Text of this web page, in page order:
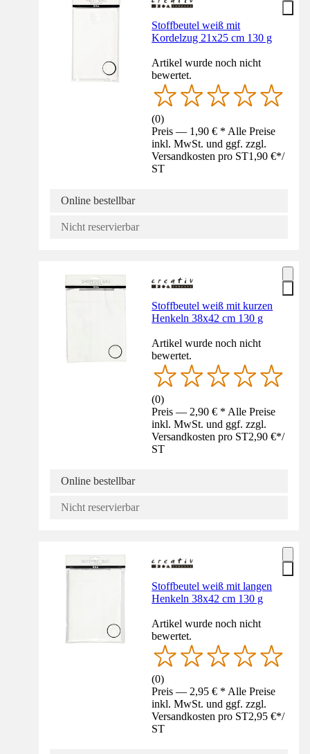
Stoffbeutel weiß mit
Kordelzug 21x25 cm 130 g
Artikel wurde noch nicht
bewertet.
(0)
Preis — 1,90 € * Alle Preise
inkl. MwSt. und ggf. zzgl.
Versandkosten pro ST1,90 €*/
ST
Online bestellbar
Nicht reservierbar
Stoffbeutel weiß mit kurzen
Henkeln 38x42 cm 130 g
Artikel wurde noch nicht
bewertet.
(0)
Preis — 2,90 € * Alle Preise
inkl. MwSt. und ggf. zzgl.
Versandkosten pro ST2,90 €*/
ST
Online bestellbar
Nicht reservierbar
Stoffbeutel weiß mit langen
Henkeln 38x42 cm 130 g
Artikel wurde noch nicht
bewertet.
(0)
Preis — 2,95 € * Alle Preise
inkl. MwSt. und ggf. zzgl.
Versandkosten pro ST2,95 €*/
ST